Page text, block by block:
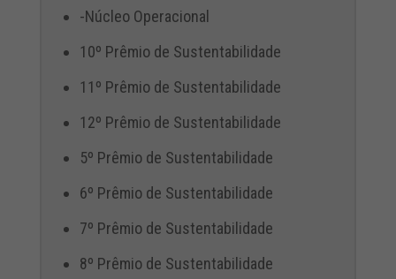
-Núcleo Operacional
10º Prêmio de Sustentabilidade
11º Prêmio de Sustentabilidade
12º Prêmio de Sustentabilidade
5º Prêmio de Sustentabilidade
6º Prêmio de Sustentabilidade
7º Prêmio de Sustentabilidade
8º Prêmio de Sustentabilidade